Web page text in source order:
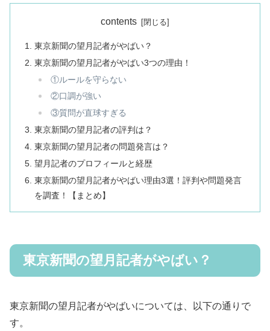
contents
東京新聞の望月記者がやばい？
東京新聞の望月記者がやばい3つの理由！
①ルールを守らない
②口調が強い
③質問が直球すぎる
東京新聞の望月記者の評判は？
東京新聞の望月記者の問題発言は？
望月記者のプロフィールと経歴
東京新聞の望月記者がやばい理由3選！評判や問題発言
を調査！【まとめ】
東京新聞の望月記者がやばい？
東京新聞の望月記者がやばいについては、以下の通りで
す。